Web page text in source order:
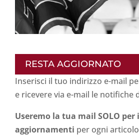
RESTA AGGIORNATO
Inserisci il tuo indirizzo e-mail
e ricevere via e-mail le notifiche
Useremo la tua mail SOLO
aggiornamenti per ogni